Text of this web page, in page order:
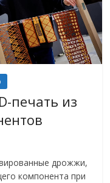
печать из
дрожжи,
компонента при